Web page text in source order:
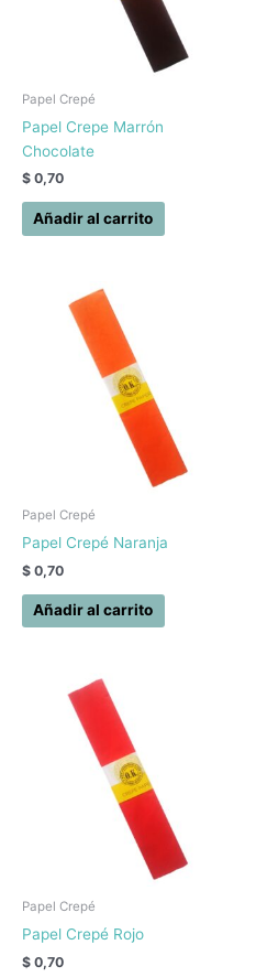
Papel Crepé
Papel Crepe Marrón
Chocolate
$ 0,70
Añadir al carrito
Papel Crepé
Papel Crepé Naranja
$ 0,70
Añadir al carrito
Papel Crepé
Papel Crepé Rojo
$ 0,70